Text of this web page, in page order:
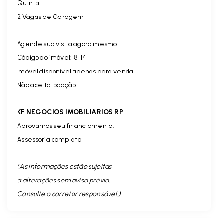
Quintal
2 Vagas de Garagem
Agende sua visita agora mesmo.
Código do imóvel:18114
Imóvel disponível apenas para venda.
Não aceita locação.
KF NEGÓCIOS IMOBILIÁRIOS RP
Aprovamos seu financiamento.
Assessoria completa
(As informações estão sujeitas
a alterações sem aviso prévio.
Consulte o corretor responsável. )